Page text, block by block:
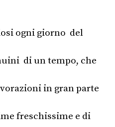
ogni giorno del
di un tempo, che
in gran parte
freschissime e di